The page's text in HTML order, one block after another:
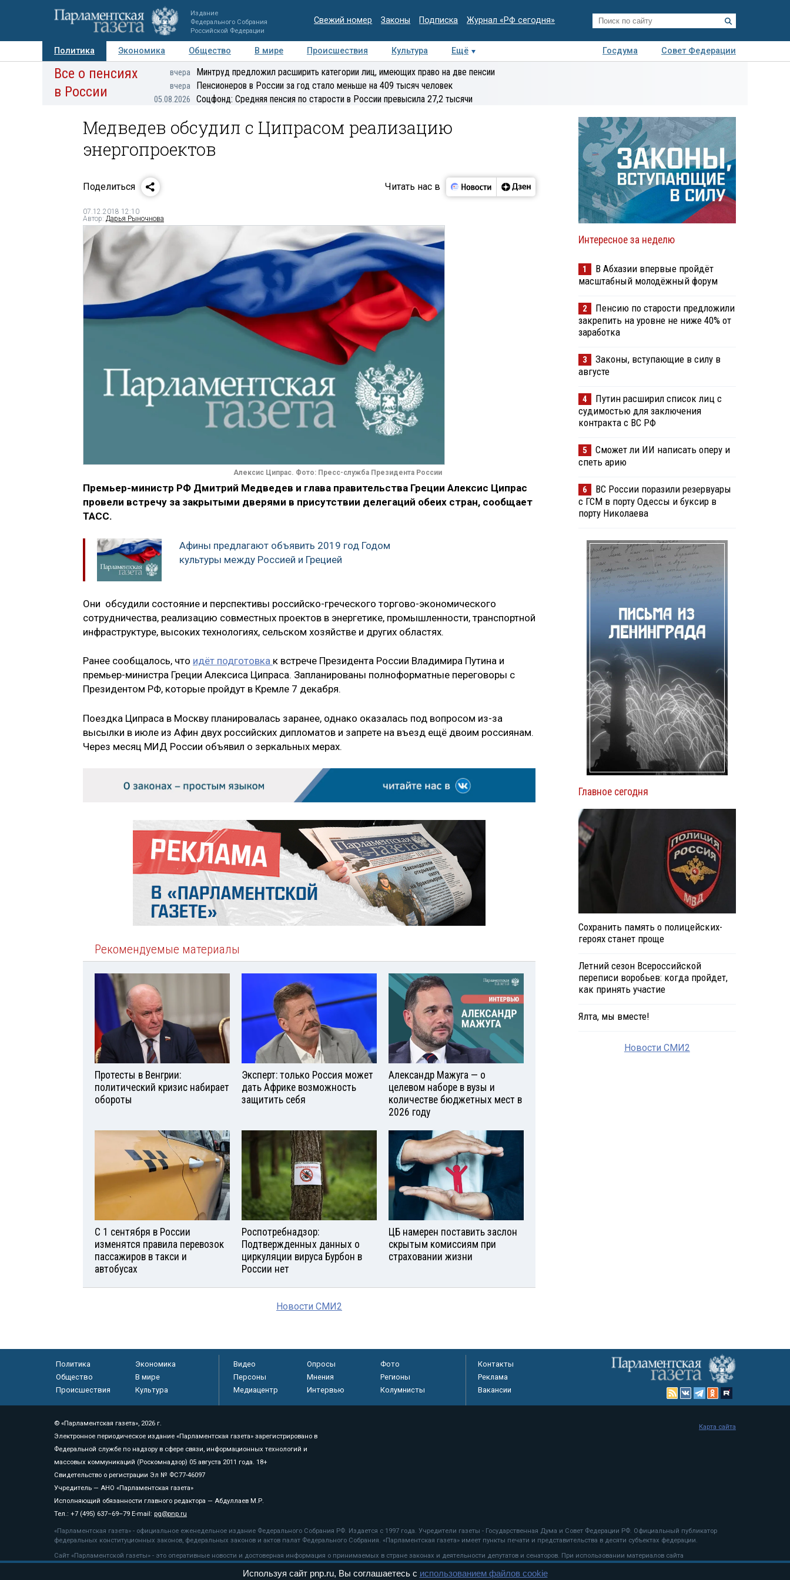
Издание
Федерального Собрания
Российской Федерации
Свежий номер Законы Подписка Журнал «РФ сегодня»
Политика Экономика Общество В мире Происшествия Культура Ещё Госдума
Совет Федерации
Авторы Персоны Мнения Регионы Медиацентр Интервью Колумнисты
Деловая
Все о пенсиях
в России
вчера Минтруд предложил расширить категории лиц, имеющих право на две пенсии
вчера Пенсионеров в России за год стало меньше на 409 тысяч человек
05.08.2026 Соцфонд: Средняя пенсия по старости в России превысила 27,2 тысячи
Медведев обсудил с Ципрасом реализацию
энергопроектов
Поделиться Читать нас в
07.12.2018 12:10
Автор: Дарья Рыночнова
Алексис Ципрас. Фото: Пресс-служба Президента России
Премьер-министр РФ Дмитрий Медведев и глава правительства Греции Алексис Ципрас
провели встречу за закрытыми дверями в присутствии делегаций обеих стран, сообщает
ТАСС.
Афины предлагают объявить 2019 год Годом
культуры между Россией и Грецией
Они обсудили состояние и перспективы российско-греческого торгово-экономического
сотрудничества, реализацию совместных проектов в энергетике, промышленности, транспортной
инфраструктуре, высоких технологиях, сельском хозяйстве и других областях.
Ранее сообщалось, что идёт подготовка к встрече Президента России Владимира Путина и
премьер-министра Греции Алексиса Ципраса. Запланированы полноформатные переговоры с
Президентом РФ, которые пройдут в Кремле 7 декабря.
Поездка Ципраса в Москву планировалась заранее, однако оказалась под вопросом из-за
высылки в июле из Афин двух российских дипломатов и запрете на въезд ещё двоим россиянам.
Через месяц МИД России объявил о зеркальных мерах.
Рекомендуемые материалы
Протесты в Венгрии:
политический кризис набирает
обороты
Эксперт: только Россия может
дать Африке возможность
защитить себя
Александр Мажуга — о
целевом наборе в вузы и
количестве бюджетных мест в
2026 году
С 1 сентября в России
изменятся правила перевозок
пассажиров в такси и
автобусах
Роспотребнадзор:
Подтвержденных данных о
циркуляции вируса Бурбон в
России нет
ЦБ намерен поставить заслон
скрытым комиссиям при
страховании жизни
Новости СМИ2
Интересное за неделю
1
В Абхазии впервые пройдёт
масштабный молодёжный форум
2
Пенсию по старости предложили
закрепить на уровне не ниже 40% от
заработка
3
Законы, вступающие в силу в
августе
4
Путин расширил список лиц с
судимостью для заключения
контракта с ВС РФ
5
Сможет ли ИИ написать оперу и
спеть арию
6
ВС России поразили резервуары
с ГСМ в порту Одессы и буксир в
порту Николаева
Главное сегодня
Сохранить память о полицейских-
героях станет проще
Летний сезон Всероссийской
переписи воробьев: когда пройдет,
как принять участие
Ялта, мы вместе!
Новости СМИ2
Политика
Экономика
Общество
В мире
Происшествия
Культура
Видео Опросы
Фото
Персоны
Мнения
Регионы
Медиацентр
Интервью Колумнисты
Контакты
Реклама
Вакансии
© «Парламентская газета», 2026 г.
Электронное периодическое издание «Парламентская газета» зарегистрировано в
Федеральной службе по надзору в сфере связи, информационных технологий и
массовых коммуникаций (Роскомнадзор) 05 августа 2011 года. 18+
Свидетельство о регистрации Эл № ФС77-46097
Учредитель — АНО «Парламентская газета»
Исполняющий обязанности главного редактора — Абдуллаев М.Р.
Тел.: +7 (495) 637–69–79 E-mail: pg@pnp.ru
«Парламентская газета» - официальное еженедельное издание Федерального Собрания РФ. Издается с 1997 года. Учредители газеты - Государственная Дума и Совет Федерации РФ. Официальный публикатор
федеральных конституционных законов, федеральных законов и актов палат Федерального Собрания. «Парламентская газета» имеет пункты печати и представительства в десяти субъектах федерации.
Сайт «Парламентской газеты» - это оперативные новости и достоверная информация о принимаемых в стране законах и деятельности депутатов и сенаторов. При использовании материалов сайта
«Парламентской газеты» активная ссылка на pnp.ru обязательна.
Карта сайта
Используя сайт pnp.ru, Вы соглашаетесь с использованием файлов cookie